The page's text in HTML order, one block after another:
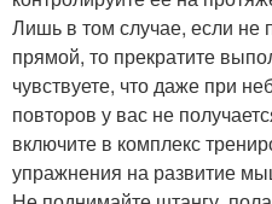
Лишь в том случае, если не
прямой, то прекратите
чувствуете, что даже при
повторов у вас не
включите в комплекс
упражнения на развитие